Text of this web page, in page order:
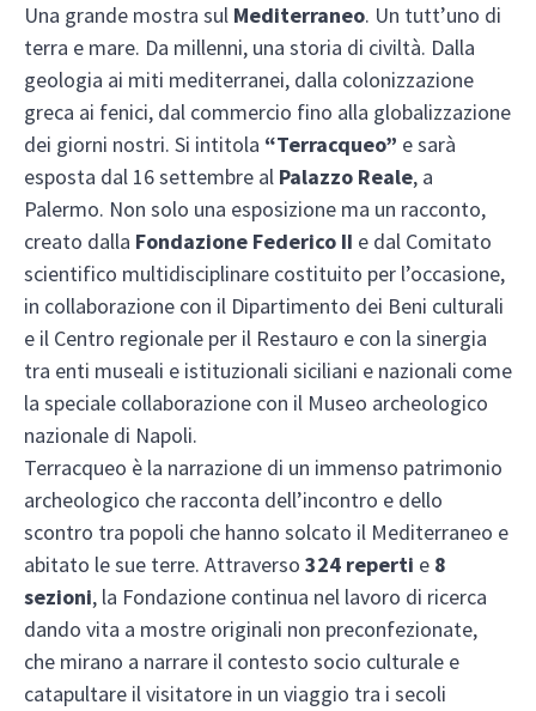
Una grande mostra sul Mediterraneo. Un tutt’uno di
terra e mare. Da millenni, una storia di civiltà. Dalla
geologia ai miti mediterranei, dalla colonizzazione
greca ai fenici, dal commercio fino alla globalizzazione
dei giorni nostri. Si intitola “Terracqueo” e sarà
esposta dal 16 settembre al Palazzo Reale, a
Palermo. Non solo una esposizione ma un racconto,
creato dalla Fondazione Federico II e dal Comitato
scientifico multidisciplinare costituito per l’occasione,
in collaborazione con il Dipartimento dei Beni culturali
e il Centro regionale per il Restauro e con la sinergia
tra enti museali e istituzionali siciliani e nazionali come
la speciale collaborazione con il Museo archeologico
nazionale di Napoli.
Terracqueo è la narrazione di un immenso patrimonio
archeologico che racconta dell’incontro e dello
scontro tra popoli che hanno solcato il Mediterraneo e
abitato le sue terre. Attraverso 324 reperti e 8
sezioni, la Fondazione continua nel lavoro di ricerca
dando vita a mostre originali non preconfezionate,
che mirano a narrare il contesto socio culturale e
catapultare il visitatore in un viaggio tra i secoli